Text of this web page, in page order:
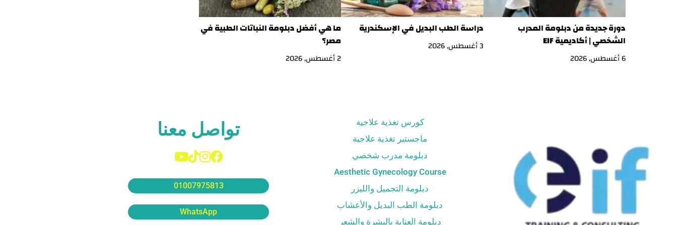
دورة جديدة من دبلومة المدرب
الشخصي | أكاديمية EIF
6 أغسطس, 2026
دراسة الطب البديل في الإسكندرية
3 أغسطس, 2026
ما هي أفضل دبلومة النباتات الطبية في
مصر؟
2 أغسطس, 2026
كورس تغذية علاجية
ماجستير تغذية علاجية
دبلومة مدرب شخصي
Aesthetic Gynecology Course
دبلومة التجميل والليزر
دبلومة الطب البديل والأعشاب
دبلومة العناية بالبشرة والشعر
تواصل معنا
01007975813
WhatsApp